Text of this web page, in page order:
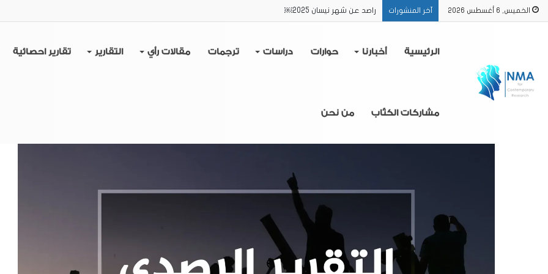
الخميس, 6 أغسطس 2026 آخر المنشورات راصد عن شهر نيسان 2025￼
الرئيسية أخبارنا حوارات دراسات ترجمات مقالات رأي التقارير تقارير احصائية
مشاركات الكتّاب من نحن